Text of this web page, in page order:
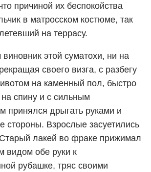
причиной их беспокойства
в матросском костюме, так
на террасу.
этой суматохи, ни на
своего визга, с разбегу
на каменный пол, быстро
на спину и с сильным
принялся дрыгать руками и
стороны. Взрослые засуетились
Старый лакей во фраке прижимал
видом обе руки к
рубашке, тряс своими